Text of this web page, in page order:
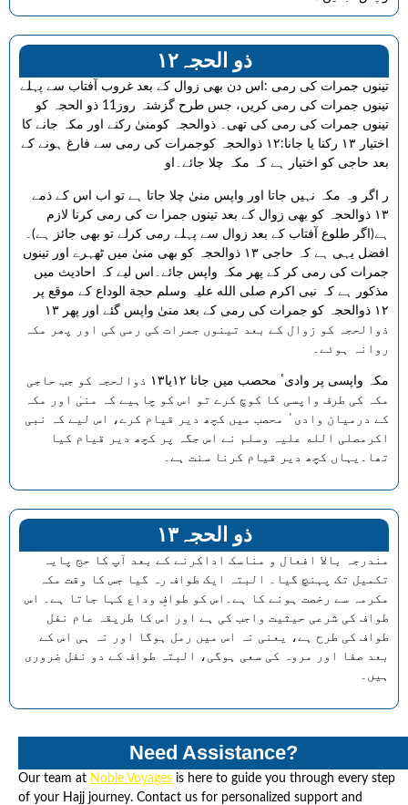
۱۲ذو الحجہ
تینوں جمرات کی رمی :اس دن بھی زوال کے بعد غروب آفتاب سے پہلے
تینوں جمرات کی رمی کریں، جس طرح گزشتہ روز11 ذو الحجہ کو
تینوں جمرات کی رمی کی تھی۔ ذوالحجہ کومنیٰ رکنے اور مکہ جانے کا
اختیار ۱۳ رکنا یا جانا:۱۲ ذوالحجہ کوجمرات کی رمی سے فارغ ہونے کے
بعد حاجی کو اختیار ہے کہ مکہ چلا جائے۔او
ر اگر وہ مکہ نہیں جاتا اور واپس منیٰ چلا جاتا ہے تو اب اس کے ذمے
۱۳ ذوالحجہ کو بھی زوال کے بعد تینوں جمرا ت کی رمی کرنا لازم
ہے(اگر طلوع آفتاب کے بعد زوال سے پہلے رمی کرلے تو بھی جائز ہے)۔
افضل یہی ہے کہ حاجی ۱۳ ذوالحجہ کو بھی منیٰ میں ٹھہرے اور تینوں
جمرات کی رمی کر کے پھر مکہ واپس جائے۔اس لیے کہ احادیث میں
مذکور ہے کہ نبی اکرم صلی الله علیہ وسلم حجة الوداع کے موقع پر
۱۲ ذوالحجہ کو جمرات کی رمی کے بعد منیٰ واپس گئے اور پھر ۱۳
ذوالحجہ کو زوال کے بعد تینوں جمرات کی رمی کی اور پھر مکہ
روانہ ہوئے۔
مکہ واپسی پر وادیٴ محصب میں جانا ۱۲یا۱۳ ذوالحجہ کو جب حاجی
مکہ کی طرف واپسی کا کوچ کرے تو اس کو چاہیے کہ منیٰ اور مکہ
کے درمیان وادیٴ محصب میں کچھ دیر قیام کرے، اس لیے کہ نبی
اکرمصلی الله علیہ وسلم نے اس جگہ پر کچھ دیر قیام کیا
تھا۔یہاں کچھ دیر قیام کرنا سنت ہے۔
۱۳ذو الحجہ
مندرجہ بالا افعال و مناسک اداکرنے کے بعد آپ کا حج پایہ
تکمیل تک پہنچ گیا۔ البتہ ایک طواف رہ گیا جس کا وقت مکہ
مکرمہ سے رخصت ہونے کا ہے۔اس کو طوافِ وداع کہا جاتا ہے۔ اس
طواف کی شرعی حیثیت واجب کی ہے اور اس کا طریقہ عام نفل
طواف کی طرح ہے، یعنی نہ اس میں رمل ہوگا اور نہ ہی اس کے
بعد صفا اور مروہ کی سعی ہوگی، البتہ طواف کے دو نفل ضروری
ہیں۔
Need Assistance?
Our team at Noble Voyages is here to guide you through every step
of your Hajj journey. Contact us for personalized support and